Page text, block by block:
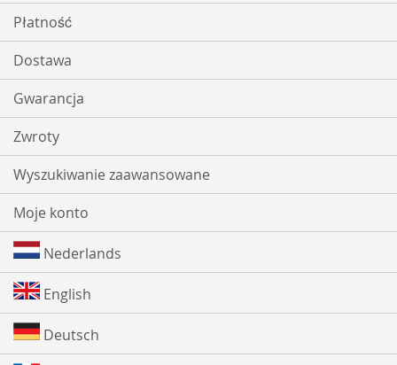
Płatność
Dostawa
Gwarancja
Zwroty
Wyszukiwanie zaawansowane
Moje konto
Nederlands
English
Deutsch